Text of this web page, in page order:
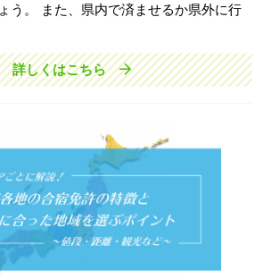
う。 また、県内で済ませるか県外に行
詳しくはこちら